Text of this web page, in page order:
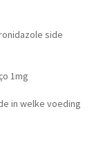
side
1mg
in welke voeding